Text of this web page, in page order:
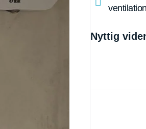
Nyttig